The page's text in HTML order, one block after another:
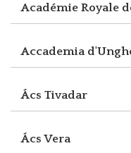
Académie Royale
Accademia
Ács Tivadar
Ács Vera